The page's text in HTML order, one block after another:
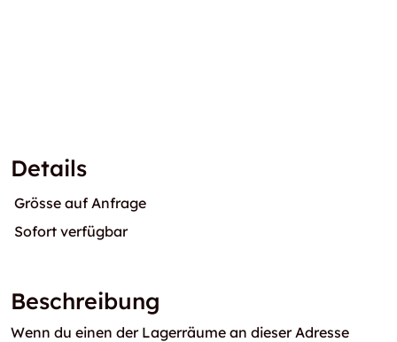
Details
Grösse auf Anfrage
Sofort verfügbar
Beschreibung
Wenn du einen der Lagerräume an dieser Adresse